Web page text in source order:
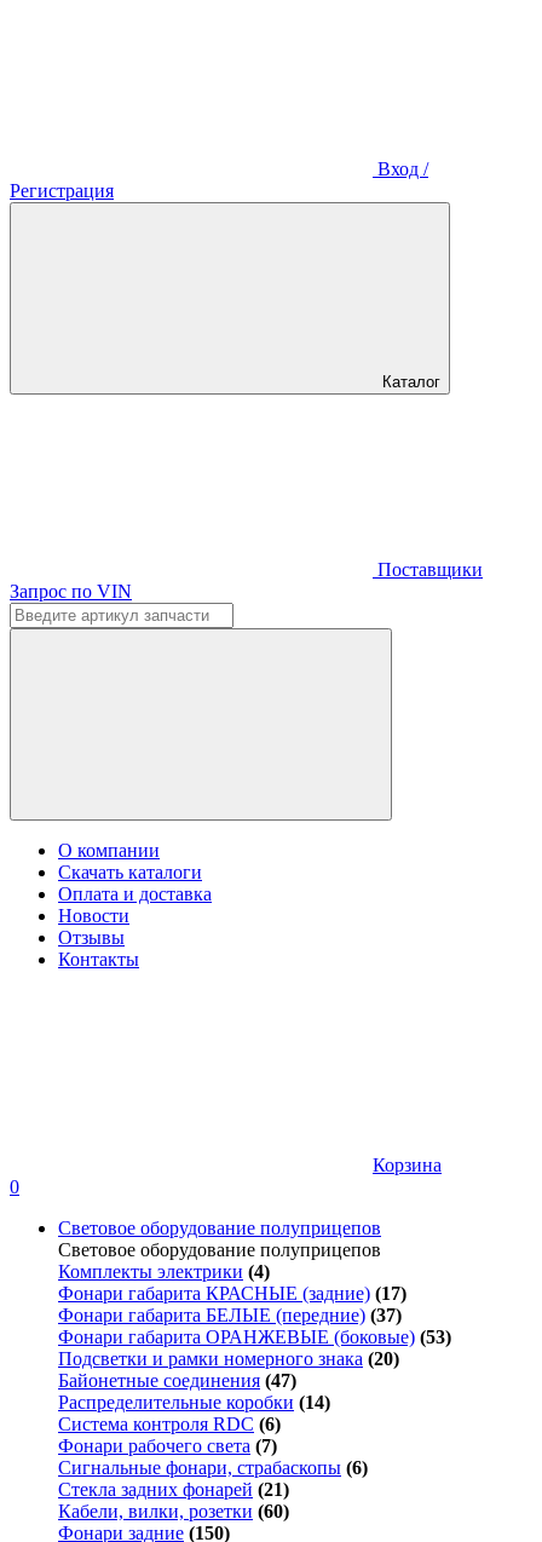
Вход /
Регистрация
Каталог
Поставщики
Запрос по VIN
О компании
Скачать каталоги
Оплата и доставка
Новости
Отзывы
Контакты
Корзина
0
Световое оборудование полуприцепов
Световое оборудование полуприцепов
Комплекты электрики (4)
Фонари габарита КРАСНЫЕ (задние) (17)
Фонари габарита БЕЛЫЕ (передние) (37)
Фонари габарита ОРАНЖЕВЫЕ (боковые) (53)
Подсветки и рамки номерного знака (20)
Байонетные соединения (47)
Распределительные коробки (14)
Система контроля RDC (6)
Фонари рабочего света (7)
Сигнальные фонари, страбаскопы (6)
Стекла задних фонарей (21)
Кабели, вилки, розетки (60)
Фонари задние (150)